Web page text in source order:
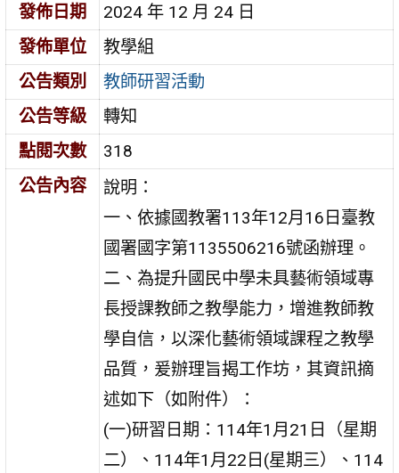
發佈日期
2024 年 12 月 24 日
發佈單位
教學組
公告類別
教師研習活動
公告等級
轉知
點閱次數
318
公告內容
說明：
一、依據國教署113年12月16日臺教
國署國字第1135506216號函辦理。
二、為提升國民中學未具藝術領域專
長授課教師之教學能力，增進教師教
學自信，以深化藝術領域課程之教學
品質，爰辦理旨揭工作坊，其資訊摘
述如下（如附件）：
(一)研習日期：114年1月21日（星期
二）、114年1月22日(星期三）、114